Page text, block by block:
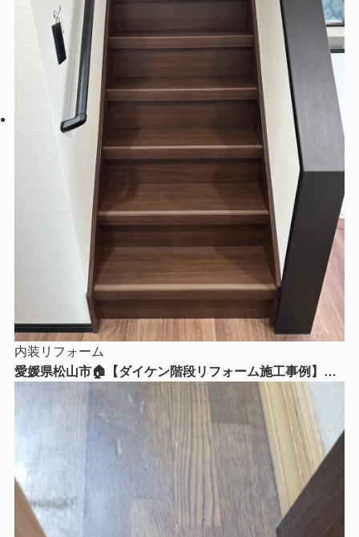
内装リフォーム
愛媛県松山市🏠【ダイケン階段リフォーム施工事例】毎
日使う階段を美しく、安全で快適な空間へ